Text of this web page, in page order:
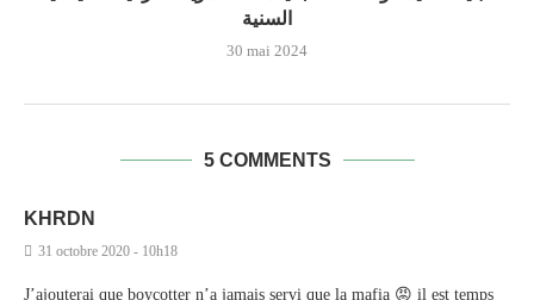
السنية
30 mai 2024
5 COMMENTS
KHRDN
31 octobre 2020 - 10h18
J’ajouterai que boycotter n’a jamais servi que la mafia 😡 il est temps